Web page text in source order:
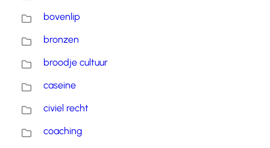
bovenlip
bronzen
broodje cultuur
caseine
civiel recht
coaching